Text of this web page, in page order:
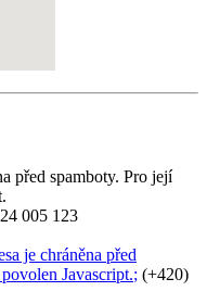
před spamboty. Pro její
005 123
je chráněna před
Javascript.; (+420)